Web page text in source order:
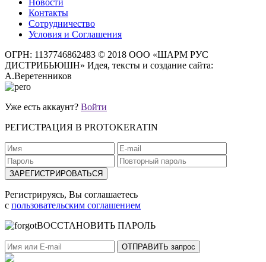
Контакты
Сотрудничество
Условия и Соглашения
ОГРН: 1137746862483 © 2018 ООО «ШАРМ РУС
ДИСТРИБЬЮШН» Идея, тексты и создание сайта:
А.Веретенников
Уже есть аккаунт? Войти
РЕГИСТРАЦИЯ В PROTOKERATIN
Регистрируясь, Вы соглашаетесь
с пользовательским соглашением
ВОССТАНОВИТЬ ПАРОЛЬ